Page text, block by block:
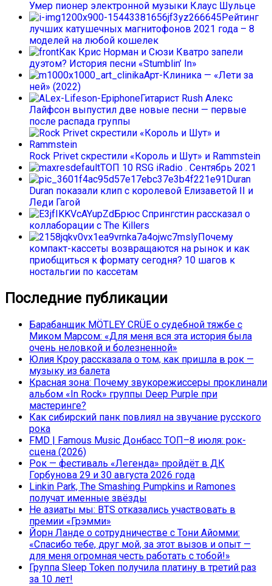
Умер пионер электронной музыки Клаус Шульце
Рейтинг
лучших катушечных магнитофонов 2021 года – 8
моделей на любой кошелек
Как Крис Норман и Сюзи Кватро запели
дуэтом? История песни «Stumblin’ In»
Арт-Клиника — «Лети за
ней» (2022)
Гитарист Rush Алекс
Лайфсон выпустил две новые песни — первые
после распада группы
Rock Privet скрестили «Король и Шут» и Rammstein
ТОП 10 RSG iRadio . Сентябрь 2021
Duran
Duran показали клип с королевой Елизаветой II и
Леди Гагой
Брюс Спрингстин рассказал о
коллаборации с The Killers
Почему
компакт-кассеты возвращаются на рынок и как
приобщиться к формату сегодня? 10 шагов к
ностальгии по кассетам
Последние публикации
Барабанщик MÖTLEY CRÜE о судебной тяжбе с
Миком Марсом: «Для меня вся эта история была
очень неловкой и болезненной»
Юлия Кроу рассказала о том, как пришла в рок —
музыку из балета
Красная зона: Почему звукорежиссеры проклинали
альбом «In Rock» группы Deep Purple при
мастеринге?
Как сибирский панк повлиял на звучание русского
рока
FMD | Famous Music Донбасс ТОП–8 июля: рок-
сцена (2026)
Рок — фестиваль «Легенда» пройдёт в ДК
Горбунова 29 и 30 августа 2026 года
Linkin Park, The Smashing Pumpkins и Ramones
получат именные звёзды
Не азиаты мы: BTS отказались участвовать в
премии «Грэмми»
Йорн Ланде о сотрудничестве с Тони Айомми:
«Спасибо тебе, друг мой, за этот вызов и опыт —
для меня огромная честь работать с тобой!»
Группа Sleep Token получила платину в третий раз
за 10 лет!